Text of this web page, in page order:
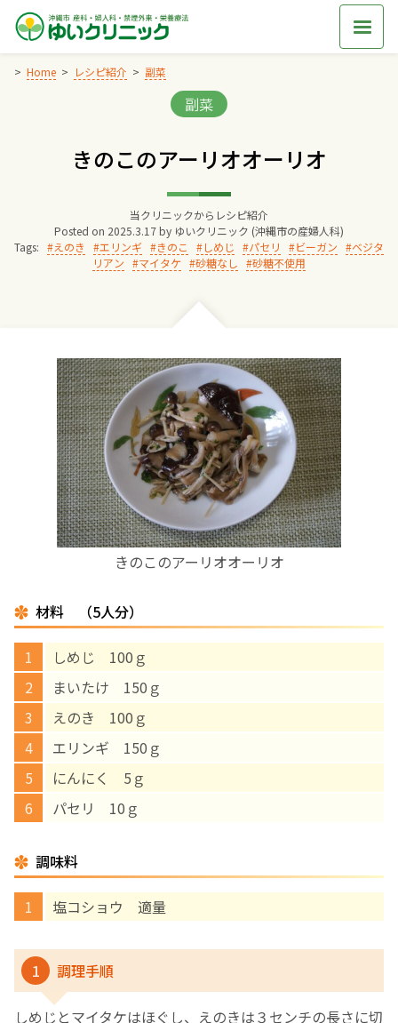
Skip
content
Home レシピ紹介 副菜
Categories:
副菜
きのこのアーリオオーリオ
当クリニックからレシピ紹介
Posted on 2025.3.17by ゆいクリニック (沖縄市の産婦人科)
Tags:
えのき エリンギ きのこ しめじ パセリ ビーガン
ベジタ
リアン
マイタケ 砂糖なし 砂糖不使用
きのこのアーリオオーリオ
材料 （5人分）
しめじ 100ｇ
まいたけ 150ｇ
えのき 100ｇ
エリンギ 150ｇ
にんにく 5ｇ
パセリ 10ｇ
調味料
塩コショウ 適量
1 調理手順
しめじとマイタケはほぐし、えのきは３センチの長さに切
院長からのごあいさつ
妊婦健診
お産について
親と子の結びつき支援
母乳育児
その他の診療内容
‘さんルーム’ でさまざまな講座・クラス
遠方にお住まいで当院での出産を希望される方へ
医師プロフィール